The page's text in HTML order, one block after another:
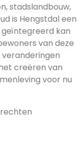
stadslandbouw,
is Hengstdal een
kan
van deze
creëren van
voor nu